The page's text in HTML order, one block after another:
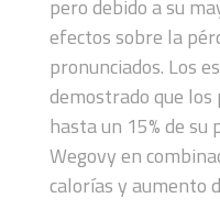
pero debido a su
efectos sobre la
pronunciados. Los
demostrado que
hasta un 15% de su
Wegovy en
calorías y aumento